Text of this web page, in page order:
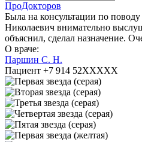
ПроДокторов
Была на консультации по
Николаевич внимательно
объяснил, сделал назначение.
О враче:
Паршин С. Н.
Пациент +7 914 52XXXXX